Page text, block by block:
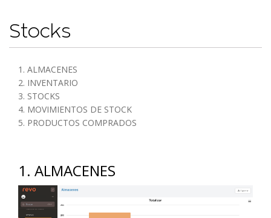
Stocks
1. ALMACENES
2. INVENTARIO
3. STOCKS
4. MOVIMIENTOS DE STOCK
5. PRODUCTOS COMPRADOS
1. ALMACENES